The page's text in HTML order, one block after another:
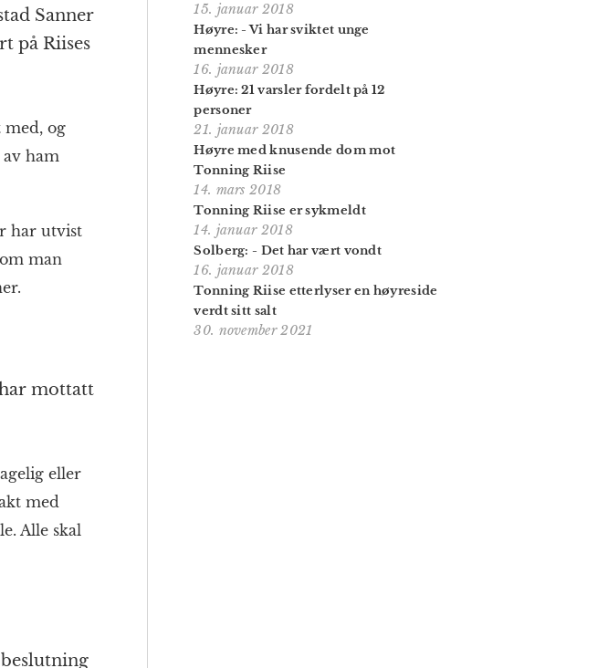
Sanner
på Riises
og
ham
har utvist
man
mottatt
eller
med
Alle skal
15. januar 2018
Høyre: - Vi har sviktet unge
mennesker
16. januar 2018
Høyre: 21 varsler fordelt på 12
personer
21. januar 2018
Høyre med knusende dom mot
Tonning Riise
14. mars 2018
Tonning Riise er sykmeldt
14. januar 2018
Solberg: - Det har vært vondt
16. januar 2018
Tonning Riise etterlyser en høyreside
verdt sitt salt
30. november 2021